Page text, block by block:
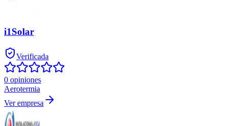
i1Solar
Verificada
0 opiniones
Aerotermia
Ver empresa